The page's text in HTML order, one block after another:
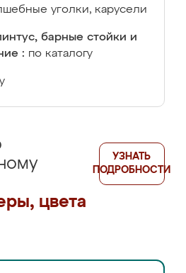
уголки, карусели
барные стойки и
: по каталогу
цвета
УЗНАТЬ
ПОДРОБНОСТИ